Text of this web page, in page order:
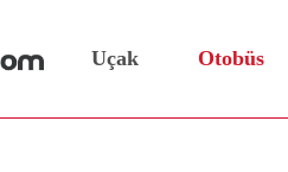
Uçak Otobüs